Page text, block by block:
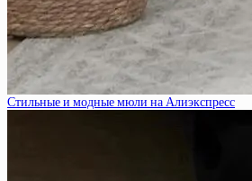
Стильные и модные мюли на Алиэкспресс